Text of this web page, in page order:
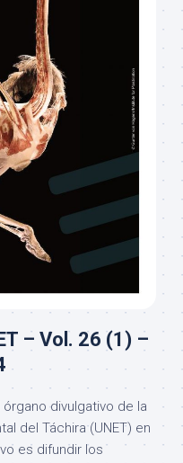
– Vol. 26 (1) –
divulgativo de la
del Táchira (UNET) en
es difundir los